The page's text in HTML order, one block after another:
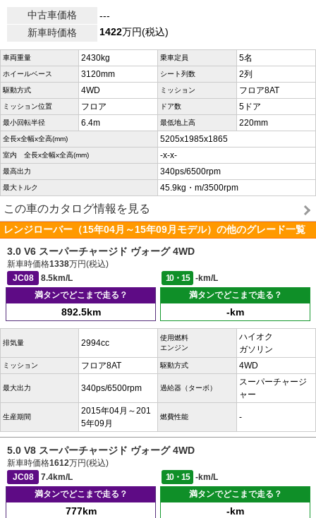
中古車価格
---
新車時価格
1422万円(税込)
車両重量 2430kg 乗車定員 5名
ホイールベース 3120mm シート列数 2列
駆動方式 4WD ミッション フロア8AT
ミッション位置 フロア ドア数 5ドア
最小回転半径 6.4m 最低地上高 220mm
全長x全幅x全高(mm) 5205x1985x1865
室内 全長x全幅x全高(mm) -x-x-
最高出力 340ps/6500rpm
最大トルク 45.9kg・m/3500rpm
この車のカタログ情報を見る
レンジローバー（15年04月～15年09月モデル）の他のグレード一覧
3.0 V6 スーパーチャージド ヴォーグ 4WD
新車時価格1338万円(税込)
JC08
8.5km/L 10・15
-km/L
満タンでどこまで走る？
892.5km
満タンでどこまで走る？
-km
排気量 2994cc
使用燃料
エンジン
ハイオク
ガソリン
ミッション フロア8AT 駆動方式 4WD
最大出力 340ps/6500rpm 過給器（ターボ）
スーパーチャージ
ャー
生産期間
2015年04月～201
5年09月
燃費性能 -
5.0 V8 スーパーチャージド ヴォーグ 4WD
新車時価格1612万円(税込)
JC08
7.4km/L 10・15
-km/L
満タンでどこまで走る？
777km
満タンでどこまで走る？
-km